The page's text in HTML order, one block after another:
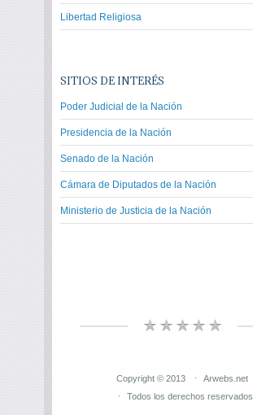
Libertad Religiosa
SITIOS DE INTERÉS
Poder Judicial de la Nación
Presidencia de la Nación
Senado de la Nación
Cámara de Diputados de la Nación
Ministerio de Justicia de la Nación
Copyright © 2013
Arwebs.net
Todos los derechos reservados